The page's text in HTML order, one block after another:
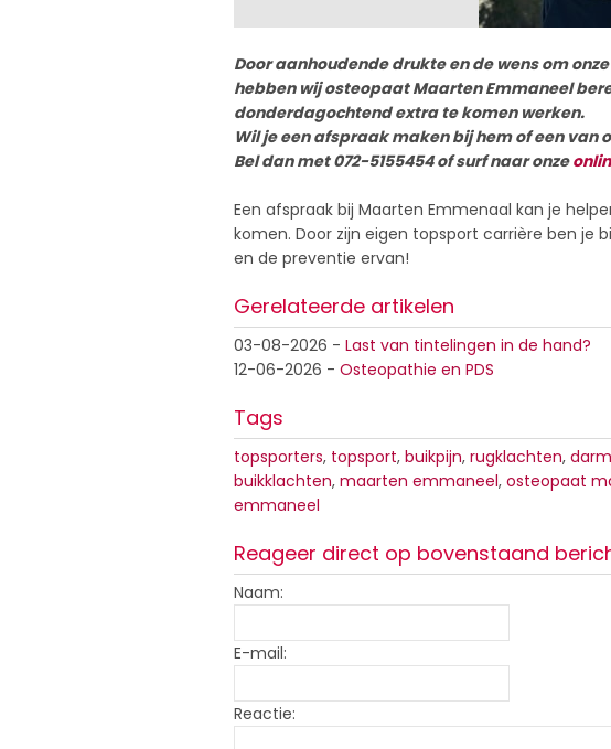
Door aanhoudende drukte en de wens om
hebben wij osteopaat Maarten Emmaneel
donderdagochtend extra te komen werken.
Wil je een afspraak maken bij hem of een van
Bel dan met 072-5155454 of surf naar onze
Een afspraak bij Maarten Emmenaal kan je
komen. Door zijn eigen topsport carrière ben je
en de preventie ervan!
Gerelateerde artikelen
03-08-2026 - Last van tintelingen in de hand?
12-06-2026 - Osteopathie en PDS
Tags
topsporters, topsport, buikpijn, rugklachten,
buikklachten, maarten emmaneel, osteopaat
emmaneel
Reageer direct op bovenstaand
Naam:
E-mail:
Reactie: